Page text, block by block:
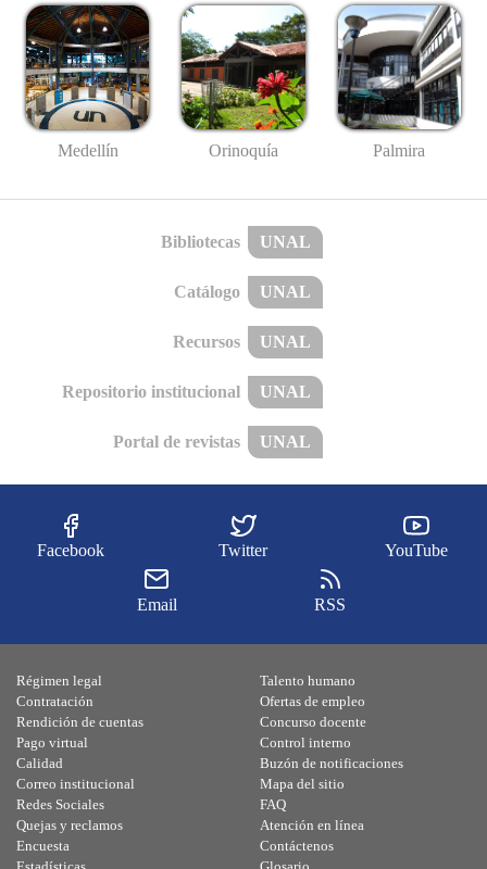
Medellín Orinoquía Palmira
Bibliotecas UNAL
Catálogo UNAL
Recursos UNAL
Repositorio institucional UNAL
Portal de revistas UNAL
Facebook Twitter YouTube
Email RSS
Régimen legal
Contratación
Rendición de cuentas
Pago virtual
Calidad
Talento humano
Ofertas de empleo
Concurso docente
Control interno
Buzón de notificaciones
Correo institucional
Redes Sociales
Quejas y reclamos
Encuesta
Mapa del sitio
FAQ
Atención en línea
Contáctenos